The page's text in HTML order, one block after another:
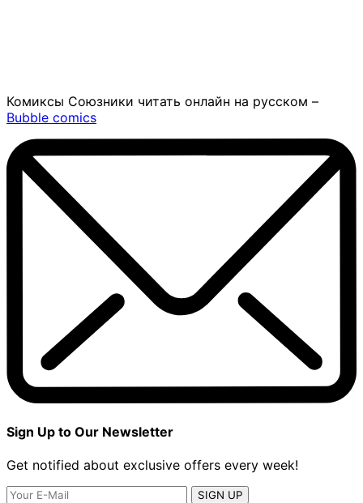
Комиксы Союзники читать онлайн на русском –
Bubble comics
Sign Up to Our Newsletter
Get notified about exclusive offers every week!
SIGN UP